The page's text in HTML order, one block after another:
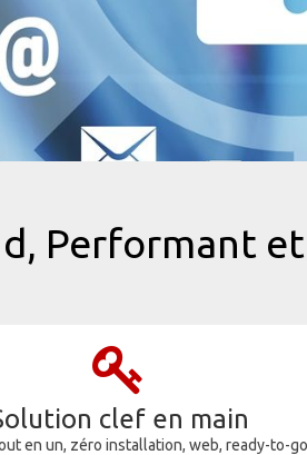
Performant
clef en main
en un, zéro installation, web, ready-to-go